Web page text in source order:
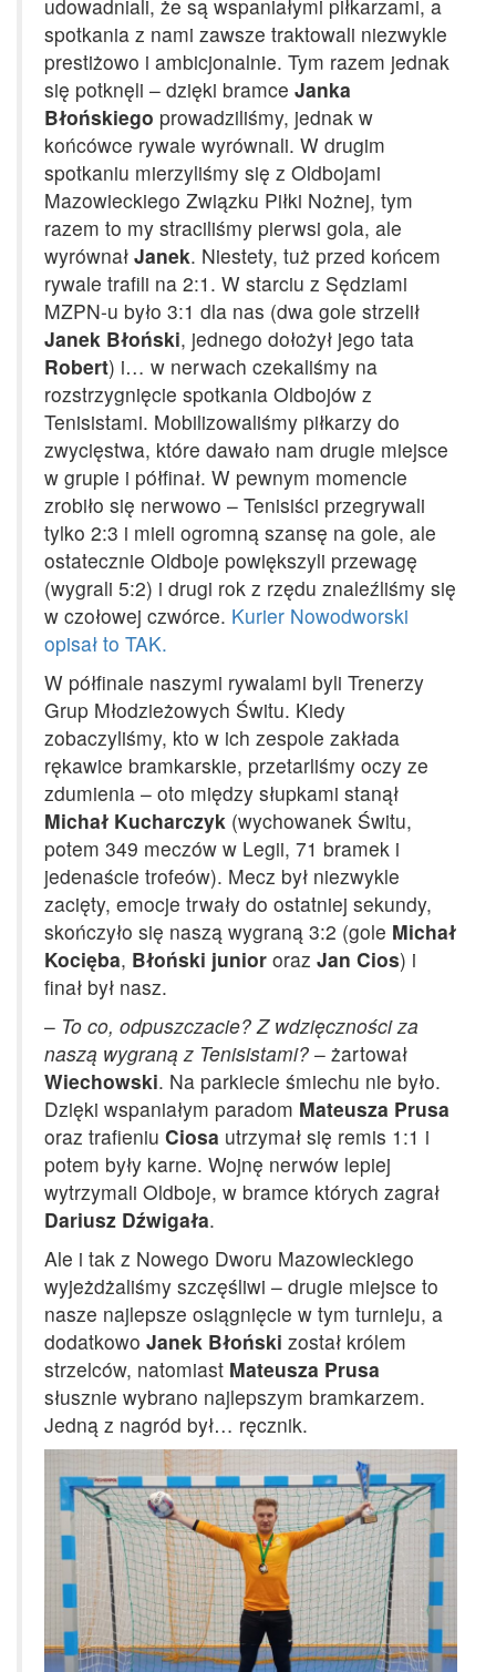
udowadniali, że są wspaniałymi piłkarzami, a
spotkania z nami zawsze traktowali niezwykle
prestiżowo i ambicjonalnie. Tym razem jednak
się potknęli – dzięki bramce Janka
Błońskiego prowadziliśmy, jednak w
końcówce rywale wyrównali. W drugim
spotkaniu mierzyliśmy się z Oldbojami
Mazowieckiego Związku Piłki Nożnej, tym
razem to my straciliśmy pierwsi gola, ale
wyrównał Janek. Niestety, tuż przed końcem
rywale trafili na 2:1. W starciu z Sędziami
MZPN-u było 3:1 dla nas (dwa gole strzelił
Janek Błoński, jednego dołożył jego tata
Robert) i… w nerwach czekaliśmy na
rozstrzygnięcie spotkania Oldbojów z
Tenisistami. Mobilizowaliśmy piłkarzy do
zwycięstwa, które dawało nam drugie miejsce
w grupie i półfinał. W pewnym momencie
zrobiło się nerwowo – Tenisiści przegrywali
tylko 2:3 i mieli ogromną szansę na gole, ale
ostatecznie Oldboje powiększyli przewagę
(wygrali 5:2) i drugi rok z rzędu znaleźliśmy się
w czołowej czwórce. Kurier Nowodworski
opisał to TAK.
W półfinale naszymi rywalami byli Trenerzy
Grup Młodzieżowych Świtu. Kiedy
zobaczyliśmy, kto w ich zespole zakłada
rękawice bramkarskie, przetarliśmy oczy ze
zdumienia – oto między słupkami stanął
Michał Kucharczyk (wychowanek Świtu,
potem 349 meczów w Legii, 71 bramek i
jedenaście trofeów). Mecz był niezwykle
zacięty, emocje trwały do ostatniej sekundy,
skończyło się naszą wygraną 3:2 (gole Michał
Kocięba, Błoński junior oraz Jan Cios) i
finał był nasz.
– To co, odpuszczacie? Z wdzięczności za
naszą wygraną z Tenisistami? – żartował
Wiechowski. Na parkiecie śmiechu nie było.
Dzięki wspaniałym paradom Mateusza Prusa
oraz trafieniu Ciosa utrzymał się remis 1:1 i
potem były karne. Wojnę nerwów lepiej
wytrzymali Oldboje, w bramce których zagrał
Dariusz Dźwigała.
Ale i tak z Nowego Dworu Mazowieckiego
wyjeżdżaliśmy szczęśliwi – drugie miejsce to
nasze najlepsze osiągnięcie w tym turnieju, a
dodatkowo Janek Błoński został królem
strzelców, natomiast Mateusza Prusa
słusznie wybrano najlepszym bramkarzem.
Jedną z nagród był… ręcznik.